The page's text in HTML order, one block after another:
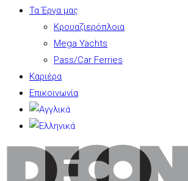
Τα Έργα μας
Κρουαζιερόπλοια
Mega Yachts
Pass/Car Ferries
Καριέρα
Επικοινωνία